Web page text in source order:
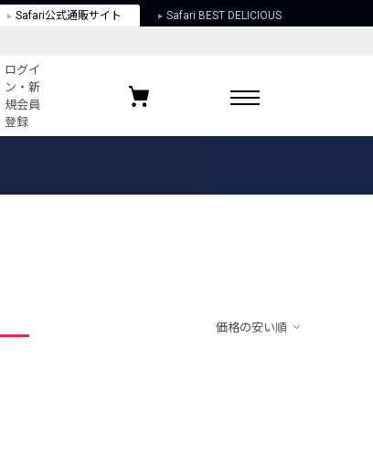
Safari公式通販サイト Safari BEST DELICIOUS
ログイ
ン・新
規会員
登録
お気に入りブランド
価格の安い順